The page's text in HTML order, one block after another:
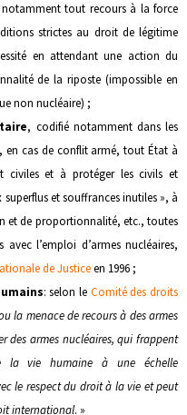
tout recours à la force
strictes au droit de légitime
en attendant une action du
de la riposte (impossible en
non nucléaire) ;
, codifié notamment dans les
en cas de conflit armé, tout État à
civiles et à protéger les civils et
et souffrances inutiles », à
et de proportionnalité, etc., toutes
l’emploi d’armes nucléaires,
de Justiceen 1996 ;
: selon le Comité des droits
la menace de recours à des armes
des armes nucléaires, qui frappent
la vie humaine à une échelle
le respect du droit à la vie et peut
international. »